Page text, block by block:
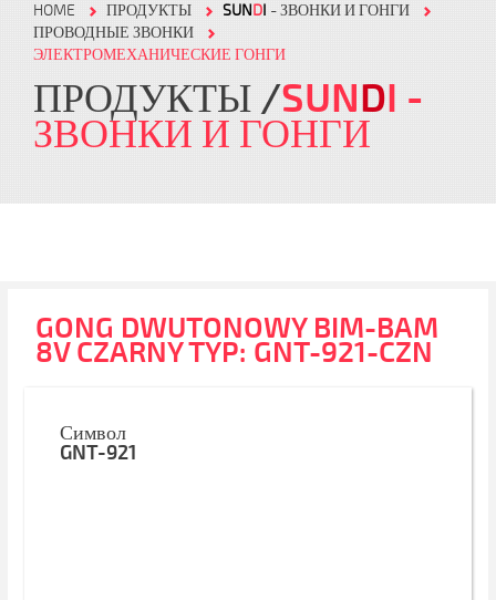
HOME ПРОДУКТЫ SUNDI - ЗВОНКИ И ГОНГИ
ПРОВОДНЫЕ ЗВОНКИ
ЭЛЕКТРОМЕХАНИЧЕСКИЕ ГОНГИ
ПРОДУКТЫ SUNDI -
ЗВОНКИ И ГОНГИ
GONG DWUTONOWY BIM-BAM
8V CZARNY TYP: GNT-921-CZN
Символ
GNT-921